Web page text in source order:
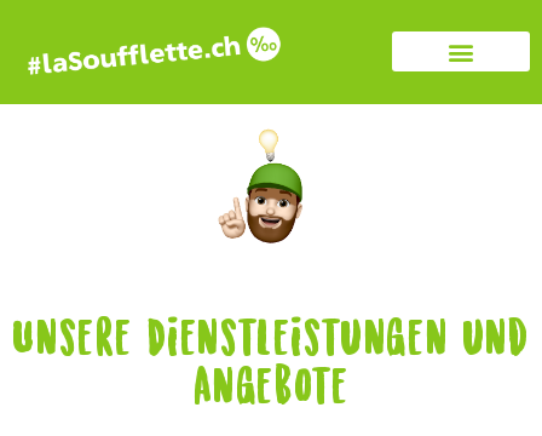
Unsere Dienstleistungen und
Angebote